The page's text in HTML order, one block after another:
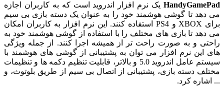
HandyGamePad یک نرم افزار اندروید است که به کاربران اجازه
می دهد تا گوشی هوشمند خود را به عنوان یک دسته بازی بی سیم
برای XBOX و PS4 استفاده کنند. این نرم افزار به کاربران امکان
می دهد تا بازی های مختلف را با استفاده از گوشی هوشمند خود به
راحتی و به صورت راحت تر از همیشه اجرا کنند. از جمله ویژگی
های این نرم افزار می توان به پشتیبانی از گوشی های هوشمند با
سیستم عامل اندروید 5.0 و بالاتر، قابلیت تنظیم دکمه ها و تنظیمات
مختلف دسته بازی، پشتیبانی از اتصال بی سیم از طریق بلوتوث، و
... اشاره کرد.